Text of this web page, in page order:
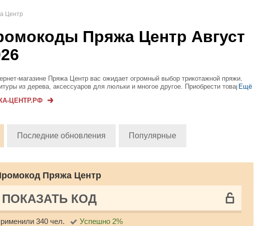
Центр
Пряжа Центр Август
магазине Пряжа Центр вас ожидает огромный выбор трикотажной пряжи,
из дерева, аксессуаров для люльки и многое другое. Приобрести товар вы
акции, ...
Ещё
ЦЕНТР.РФ
Последние обновления Популярные
Пряжа Центр
ПОКАЗАТЬ КОД
340 чел. Успешно 2%